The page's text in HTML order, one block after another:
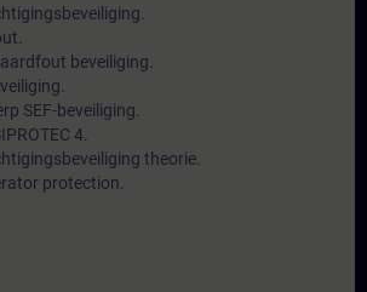
beveiliging.
SEF-beveiliging.
4.
theorie.
protection.